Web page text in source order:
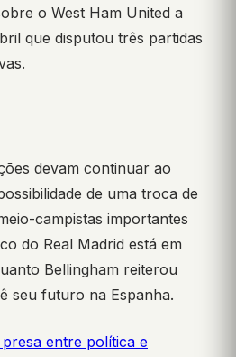
o West Ham United a
que disputou três partidas
devam continuar ao
de uma troca de
campistas importantes
do Real Madrid está em
Bellingham reiterou
seu futuro na Espanha.
presa entre política e